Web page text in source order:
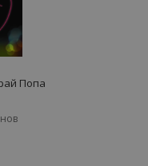
Попа